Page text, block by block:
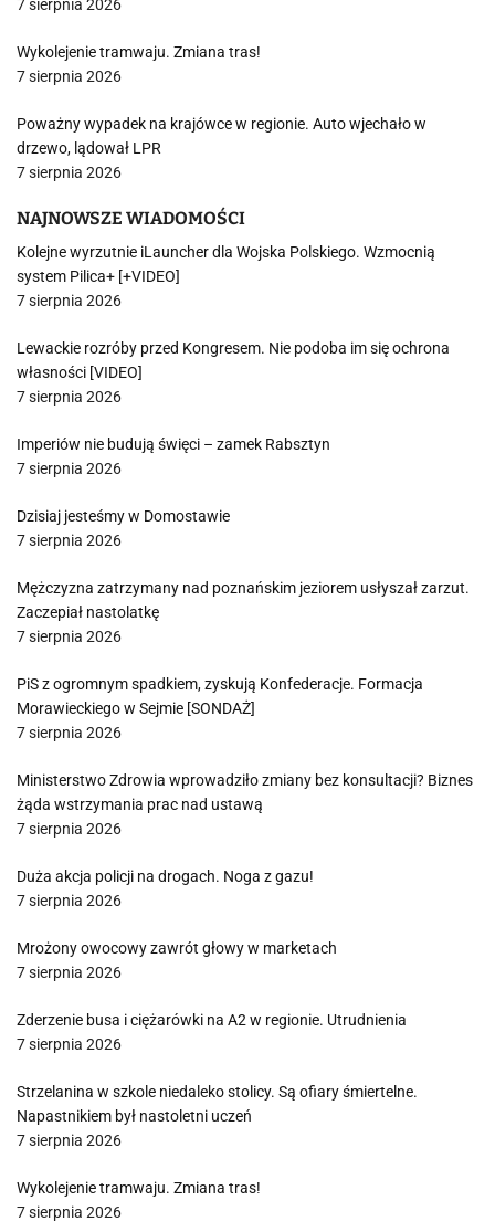
7 sierpnia 2026
Wykolejenie tramwaju. Zmiana tras!
7 sierpnia 2026
Poważny wypadek na krajówce w regionie. Auto wjechało w
drzewo, lądował LPR
7 sierpnia 2026
NAJNOWSZE WIADOMOŚCI
Kolejne wyrzutnie iLauncher dla Wojska Polskiego. Wzmocnią
system Pilica+ [+VIDEO]
7 sierpnia 2026
Lewackie rozróby przed Kongresem. Nie podoba im się ochrona
własności [VIDEO]
7 sierpnia 2026
Imperiów nie budują święci – zamek Rabsztyn
7 sierpnia 2026
Dzisiaj jesteśmy w Domostawie
7 sierpnia 2026
Mężczyzna zatrzymany nad poznańskim jeziorem usłyszał zarzut.
Zaczepiał nastolatkę
7 sierpnia 2026
PiS z ogromnym spadkiem, zyskują Konfederacje. Formacja
Morawieckiego w Sejmie [SONDAŻ]
7 sierpnia 2026
Ministerstwo Zdrowia wprowadziło zmiany bez konsultacji? Biznes
żąda wstrzymania prac nad ustawą
7 sierpnia 2026
Duża akcja policji na drogach. Noga z gazu!
7 sierpnia 2026
Mrożony owocowy zawrót głowy w marketach
7 sierpnia 2026
Zderzenie busa i ciężarówki na A2 w regionie. Utrudnienia
7 sierpnia 2026
Strzelanina w szkole niedaleko stolicy. Są ofiary śmiertelne.
Napastnikiem był nastoletni uczeń
7 sierpnia 2026
Wykolejenie tramwaju. Zmiana tras!
7 sierpnia 2026